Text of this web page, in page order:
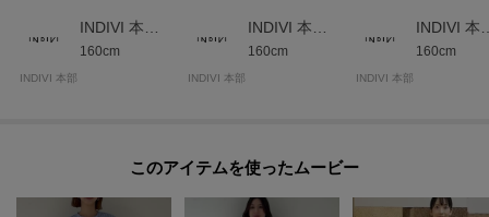
160cm
INDIVI 本部
160cm
INDIVI 本部
160cm
INDIVI 本部
このアイテムを使ったムービー